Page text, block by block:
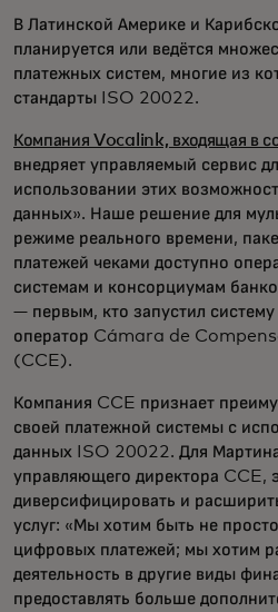
В Латинской Америке и
планируется или ведётся
платежных систем, многие из
стандарты ISO 20022.
Компания Vocalink, входящая в
внедряет управляемый сервис
использовании этих
данных». Наше решение для
режиме реального времени,
платежей чеками доступно
системам и консорциумам
— первым, кто запустил
оператор Cámara de
(CCE).
Компания CCE признает
своей платежной системы с
данных ISO 20022. Для
управляющего директора CCE,
диверсифицировать и
услуг: «Мы хотим быть не
цифровых платежей; мы хотим
деятельность в другие виды
предоставлять больше